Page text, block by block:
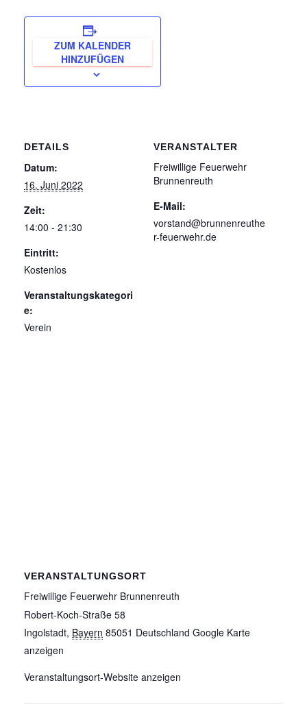
ZUM KALENDER
HINZUFÜGEN
DETAILS
Datum:
16. Juni 2022
Zeit:
14:00 - 21:30
Eintritt:
Kostenlos
Veranstaltungskategori
e:
Verein
VERANSTALTER
Freiwillige Feuerwehr
Brunnenreuth
E-Mail:
vorstand@brunnenreuthe
r-feuerwehr.de
VERANSTALTUNGSORT
Freiwillige Feuerwehr Brunnenreuth
Robert-Koch-Straße 58
Ingolstadt, Bayern 85051 Deutschland Google Karte
anzeigen
Veranstaltungsort-Website anzeigen